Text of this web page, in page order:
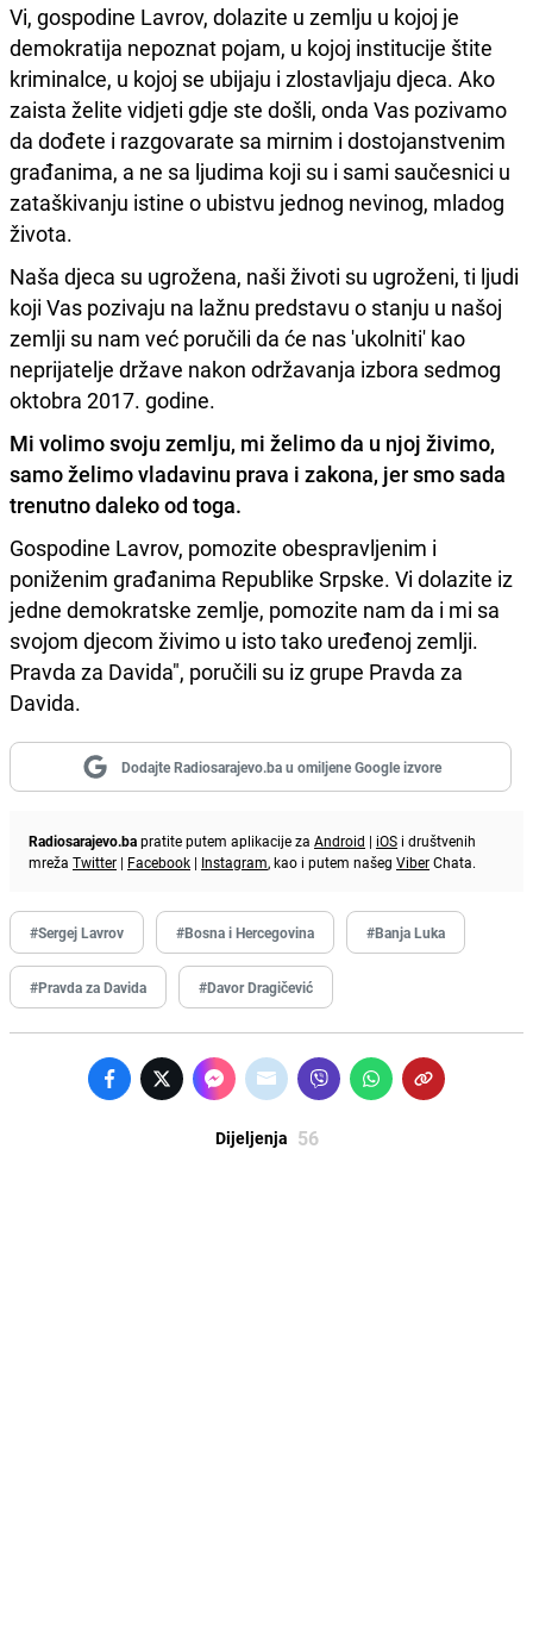
Vi, gospodine Lavrov, dolazite u zemlju u kojoj je
demokratija nepoznat pojam, u kojoj institucije štite
kriminalce, u kojoj se ubijaju i zlostavljaju djeca. Ako
zaista želite vidjeti gdje ste došli, onda Vas pozivamo
da dođete i razgovarate sa mirnim i dostojanstvenim
građanima, a ne sa ljudima koji su i sami saučesnici u
zataškivanju istine o ubistvu jednog nevinog, mladog
života.
Naša djeca su ugrožena, naši životi su ugroženi, ti ljudi
koji Vas pozivaju na lažnu predstavu o stanju u našoj
zemlji su nam već poručili da će nas 'ukolniti' kao
neprijatelje države nakon održavanja izbora sedmog
oktobra 2017. godine.
Mi volimo svoju zemlju, mi želimo da u njoj živimo,
samo želimo vladavinu prava i zakona, jer smo sada
trenutno daleko od toga.
Gospodine Lavrov, pomozite obespravljenim i
poniženim građanima Republike Srpske. Vi dolazite iz
jedne demokratske zemlje, pomozite nam da i mi sa
svojom djecom živimo u isto tako uređenoj zemlji.
Pravda za Davida", poručili su iz grupe Pravda za
Davida.
Dodajte Radiosarajevo.ba u omiljene Google izvore
Radiosarajevo.bapratite putem aplikacije za Android | iOS i društvenih
mreža Twitter | Facebook | Instagram, kao i putem našeg ViberChata.
#Sergej Lavrov #Bosna i Hercegovina #Banja Luka
#Pravda za Davida #Davor Dragičević
Dijeljenja 56